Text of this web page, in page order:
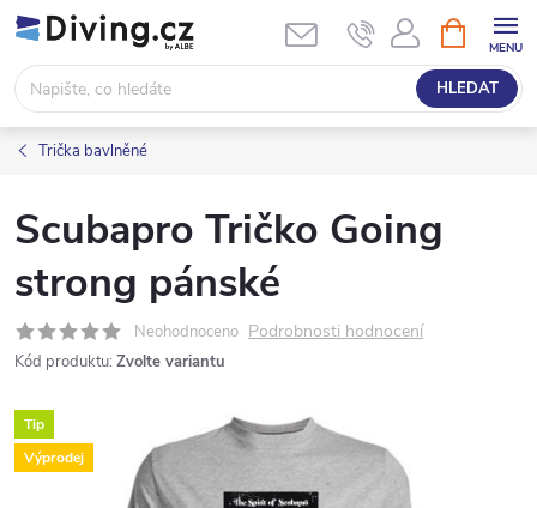
Přejít
na
obsah
HLEDAT
NÁKUPNÍ
KOŠÍK
Trička bavlněné
Scubapro Tričko Going
strong pánské
Neohodnoceno Podrobnosti hodnocení
Kód produktu: Zvolte variantu
Tip
Výprodej